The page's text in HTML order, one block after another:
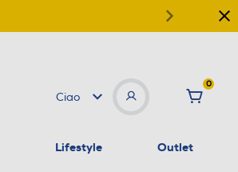
Ciao
0
Lifestyle Outlet